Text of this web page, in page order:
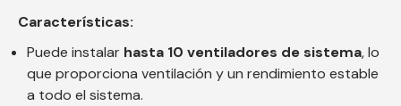
Características:
Puede instalar hasta 10 ventiladores de sistema, lo
que proporciona ventilación y un rendimiento estable
a todo el sistema.